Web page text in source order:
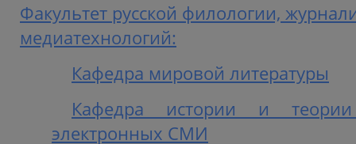
Факультет русской филологии,
медиатехнологий:
Кафедра мировой литературы
Кафедра истории и
электронных СМИ